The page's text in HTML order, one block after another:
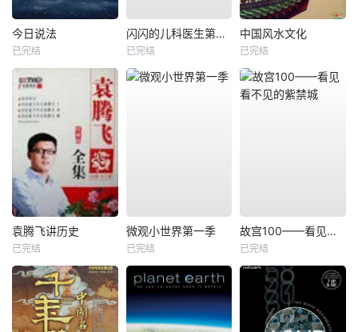
今日说法
已完结
闪闪的儿科医生第四季
已完结
中国风水文化
已完结
袁腾飞讲历史
已完结
微观小世界第一季
已完结
故宫100——看见看不见的紫禁城
已完结